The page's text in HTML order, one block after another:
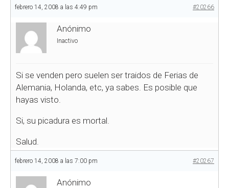
febrero 14, 2008 a las 4:49 pm #20266
Anónimo
Inactivo
Si se venden pero suelen ser traidos de Ferias de
Alemania, Holanda, etc, ya sabes. Es posible que
hayas visto.
Si, su picadura es mortal.
Salud.
febrero 14, 2008 a las 7:00 pm #20267
Anónimo